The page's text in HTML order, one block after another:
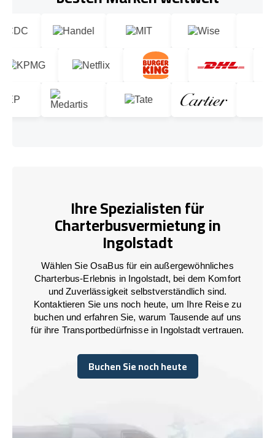
Ihre Spezialisten für
Charterbusvermietung in
Ingolstadt
Wählen Sie OsaBus für ein außergewöhnliches
Charterbus-Erlebnis in Ingolstadt, bei dem Komfort
und Zuverlässigkeit selbstverständlich sind.
Kontaktieren Sie uns noch heute, um Ihre Reise zu
buchen und erfahren Sie, warum Tausende auf uns
für ihre Transportbedürfnisse in Ingolstadt vertrauen.
Buchen Sie noch heute
Buchen Sie noch heute